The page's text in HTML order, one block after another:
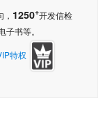
1250+开发信检
子书等。
特权